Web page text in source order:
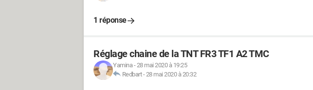
1 réponse
Réglage chaine de la TNT FR3 TF1 A2 TMC
Yamina-28 mai 2020 à 19:25
Redbart-28 mai 2020 à 20:32